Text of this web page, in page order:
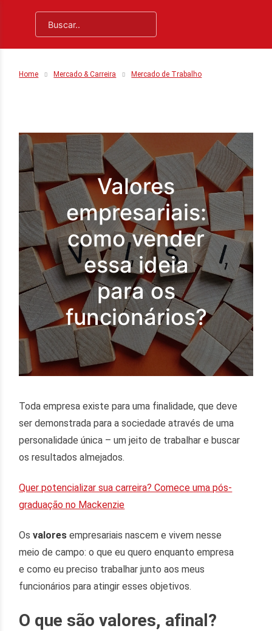
Home Mercado & Carreira Mercado de Trabalho
Valores
empresariais:
como vender
essa ideia
para os
funcionários?
Toda empresa existe para uma finalidade, que deve
ser demonstrada para a sociedade através de uma
personalidade única – um jeito de trabalhar e buscar
os resultados almejados.
Quer potencializar sua carreira? Comece uma pós-
graduação no Mackenzie
Osvaloresempresariais nascem e vivem nesse
meio de campo: o que eu quero enquanto empresa
e como eu preciso trabalhar junto aos meus
funcionários para atingir esses objetivos.
O que são valores, afinal?